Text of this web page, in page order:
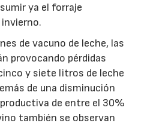
ya el forraje
invierno.
de vacuno de leche, las
provocando pérdidas
y siete litros de leche
de una disminución
de entre el 30%
también se observan